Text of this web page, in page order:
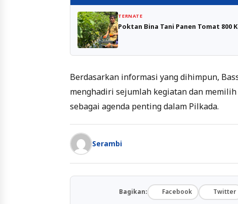
TERNATE
Poktan Bina Tani Panen Tomat 800
Berdasarkan informasi yang dihimpun,
menghadiri sejumlah kegiatan dan
sebagai agenda penting dalam Pilkada.
Serambi
Bagikan: Facebook Twitter